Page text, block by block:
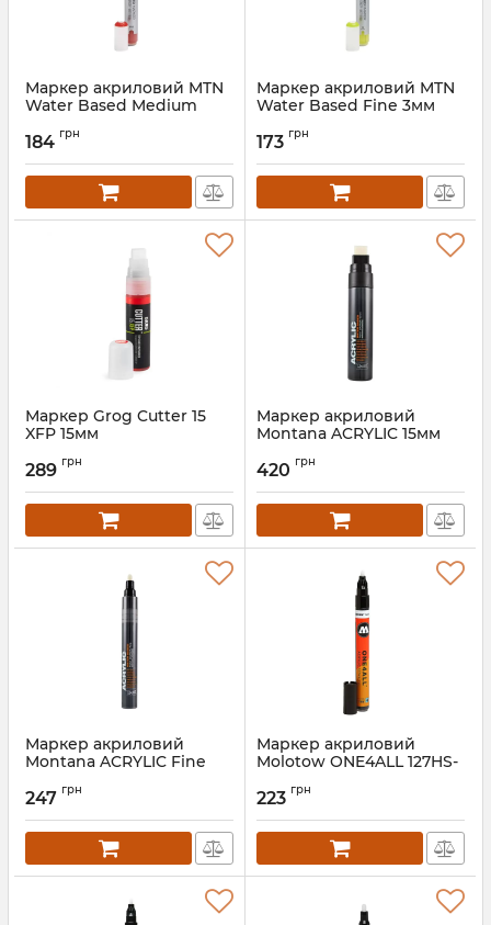
Маркер акриловий MTN
Water Based Medium
184 грн
Маркер акриловий MTN
Water Based Fine 3мм
173 грн
Маркер Grog Cutter 15
XFP 15мм
289 грн
Маркер акриловий
Montana ACRYLIC 15мм
420 грн
Маркер акриловий
Montana ACRYLIC Fine
247 грн
Маркер акриловий
Molotow ONE4ALL 127HS-
Артикул:
223 грн